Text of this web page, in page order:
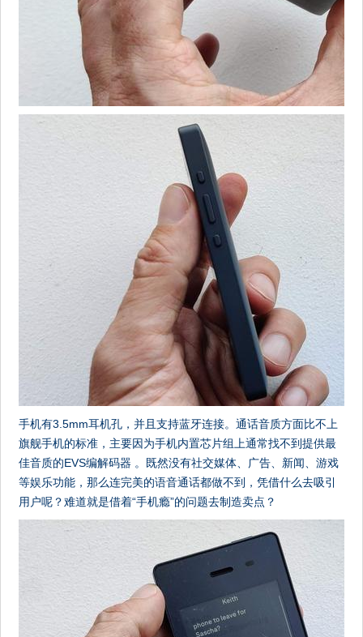
手机有3.5mm耳机孔，并且支持蓝牙连接。通话音质方面比不上
旗舰手机的标准，主要因为手机内置芯片组上通常找不到提供最
佳音质的EVS编解码器 。既然没有社交媒体、广告、新闻、游戏
等娱乐功能，那么连完美的语音通话都做不到，凭借什么去吸引
用户呢？难道就是借着“手机瘾”的问题去制造卖点？